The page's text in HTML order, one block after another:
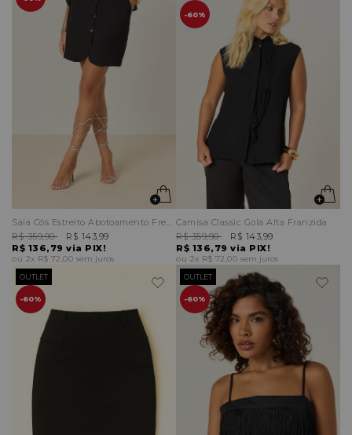
Saia Cós Estreito Abotoamento Frente
R$ 136,79 via PIX!
R$ 359,90 R$ 143,99
2x R$ 72,00 sem juros
60%
Camisa Classic Gola Alta Franzida
R$ 136,79 via PIX!
R$ 359,90 R$ 143,99
2x R$ 72,00 sem juros
60%
OUTLET
60%
OUTLET